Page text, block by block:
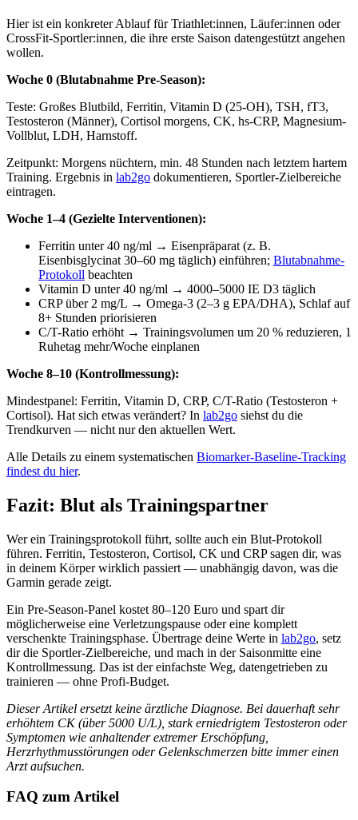
Hier ist ein konkreter Ablauf für Triathlet:innen, Läufer:innen oder
CrossFit-Sportler:innen, die ihre erste Saison datengestützt angehen
wollen.
Woche 0 (Blutabnahme Pre-Season):
Teste: Großes Blutbild, Ferritin, Vitamin D (25-OH), TSH, fT3,
Testosteron (Männer), Cortisol morgens, CK, hs-CRP, Magnesium-
Vollblut, LDH, Harnstoff.
Zeitpunkt: Morgens nüchtern, min. 48 Stunden nach letztem hartem
Training. Ergebnis in lab2go dokumentieren, Sportler-Zielbereiche
eintragen.
Woche 1–4 (Gezielte Interventionen):
Ferritin unter 40 ng/ml → Eisenpräparat (z. B.
Eisenbisglycinat 30–60 mg täglich) einführen; Blutabnahme-
Protokoll beachten
Vitamin D unter 40 ng/ml → 4000–5000 IE D3 täglich
CRP über 2 mg/L → Omega-3 (2–3 g EPA/DHA), Schlaf auf
8+ Stunden priorisieren
C/T-Ratio erhöht → Trainingsvolumen um 20 % reduzieren, 1
Ruhetag mehr/Woche einplanen
Woche 8–10 (Kontrollmessung):
Mindestpanel: Ferritin, Vitamin D, CRP, C/T-Ratio (Testosteron +
Cortisol). Hat sich etwas verändert? In lab2go siehst du die
Trendkurven — nicht nur den aktuellen Wert.
Alle Details zu einem systematischen Biomarker-Baseline-Tracking
findest du hier.
Fazit: Blut als Trainingspartner
Wer ein Trainingsprotokoll führt, sollte auch ein Blut-Protokoll
führen. Ferritin, Testosteron, Cortisol, CK und CRP sagen dir, was
in deinem Körper wirklich passiert — unabhängig davon, was die
Garmin gerade zeigt.
Ein Pre-Season-Panel kostet 80–120 Euro und spart dir
möglicherweise eine Verletzungspause oder eine komplett
verschenkte Trainingsphase. Übertrage deine Werte in lab2go, setz
dir die Sportler-Zielbereiche, und mach in der Saisonmitte eine
Kontrollmessung. Das ist der einfachste Weg, datengetrieben zu
trainieren — ohne Profi-Budget.
Dieser Artikel ersetzt keine ärztliche Diagnose. Bei dauerhaft sehr
erhöhtem CK (über 5000 U/L), stark erniedrigtem Testosteron oder
Symptomen wie anhaltender extremer Erschöpfung,
Herzrhythmusstörungen oder Gelenkschmerzen bitte immer einen
Arzt aufsuchen.
FAQ zum Artikel